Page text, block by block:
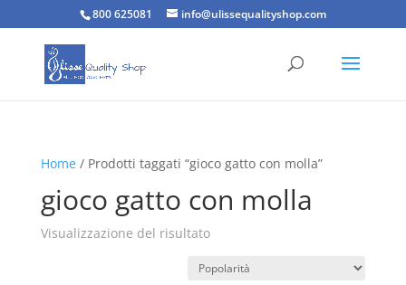
800 625081 info@ulissequalityshop.com
Home/ Prodotti taggati “gioco gatto con molla”
gioco gatto con molla
Visualizzazione del risultato